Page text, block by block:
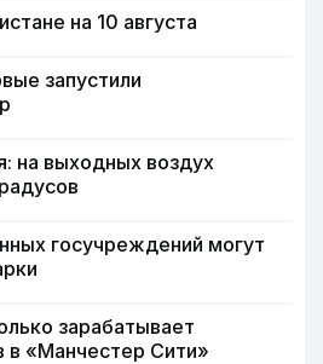
на 10 августа
запустили
на выходных воздух
госучреждений могут
зарабатывает
в «Манчестер Сити»